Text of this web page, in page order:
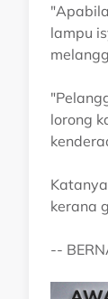
lampu
lorong
kerana
--